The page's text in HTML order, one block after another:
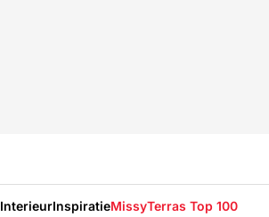
InterieurInspiratieMissyTerras Top 100